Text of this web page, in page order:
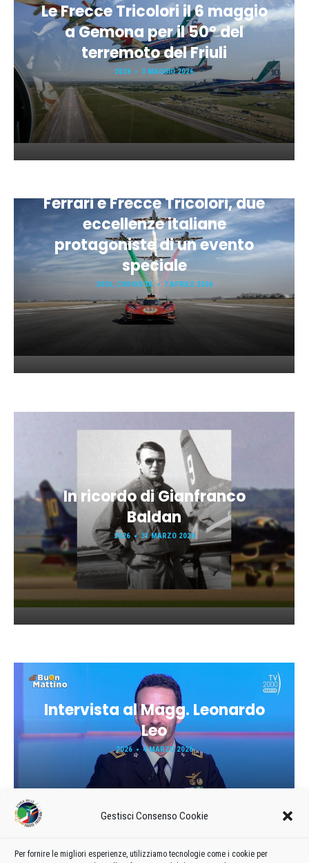
Gestisci Consenso Cookie
Per fornire le migliori esperienze, utilizziamo tecnologie come i cookie per
Le Frecce Tricolori il 6 maggio
a Gemona per il 50° del
terremoto del Friuli
2026 3 MAGGIO 2026
Ferrari e Frecce Tricolori, due
eccellenze italiane
protagoniste di un evento
speciale
2026, CURIOSITÀ 7 APRILE 2026
In ricordo di Gianfranco
Baldan
2026 31 MARZO 2026
Intervista al Magg. Leonardo
Leo
2026 4 MARZO 2026